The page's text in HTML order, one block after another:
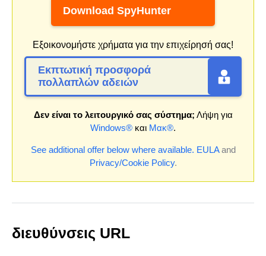
Download SpyHunter
Εξοικονομήστε χρήματα για την επιχείρησή σας!
Εκπτωτική προσφορά
πολλαπλών αδειών
Δεν είναι το λειτουργικό σας σύστημα; Λήψη για
Windows® και Μακ®.
See additional offer below where available. EULAand
Privacy/Cookie Policy.
διευθύνσεις URL